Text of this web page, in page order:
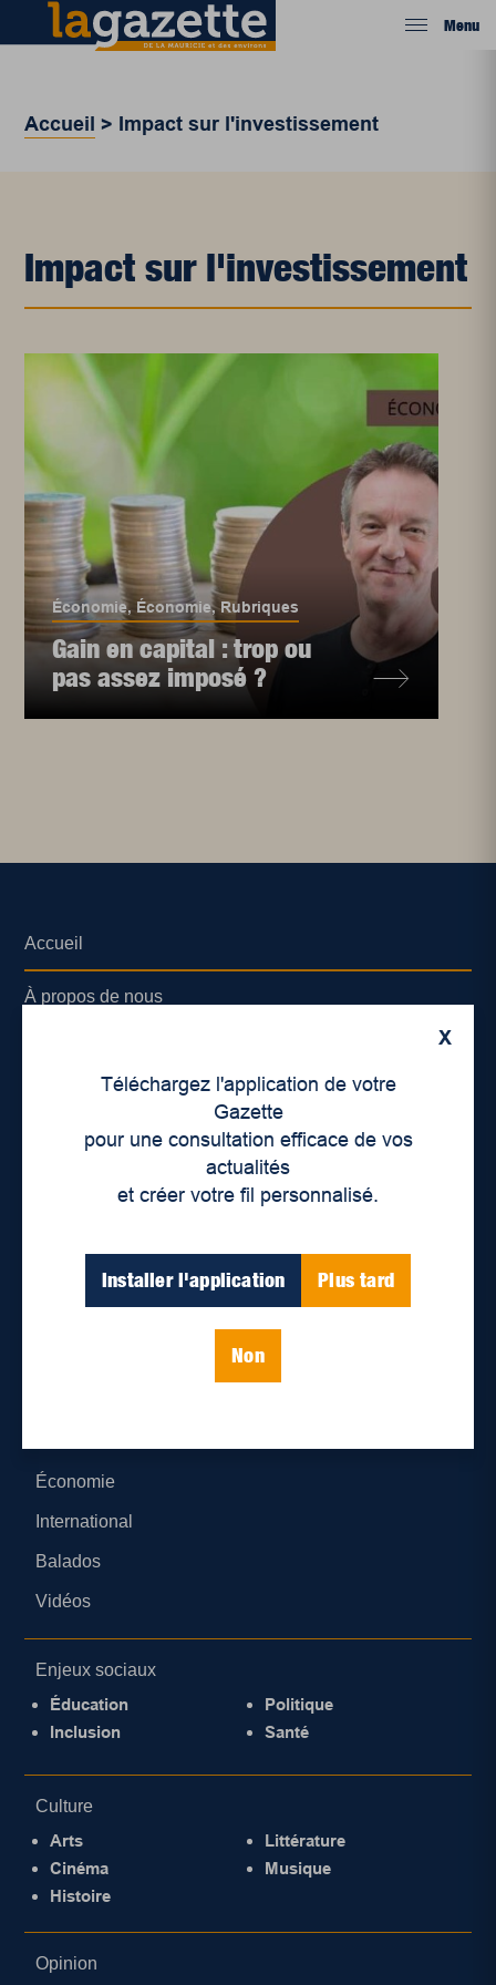
Menu
Accueil > Impact sur l'investissement
Impact sur l'investissement
Économie, Économie,Rubriques
Gain en capital : trop ou
pas assez imposé ?
X
Téléchargez l'application de votre
Gazette
pour une consultation efficace de vos
actualités
et créer votre fil personnalisé.
Installer l'application Plus tard
Non
Accueil
À propos de nous
Lieux de distribution
Économie
International
Balados
Vidéos
Enjeux sociaux
Éducation
Inclusion
Politique
Santé
Culture
Arts
Cinéma
Histoire
Littérature
Musique
Opinion